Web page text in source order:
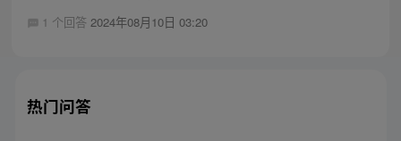
1 个回答 2024年08月10日 03:20
热门问答